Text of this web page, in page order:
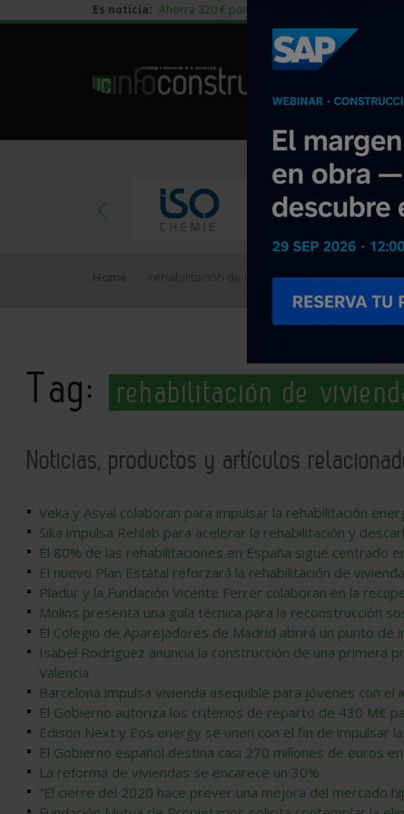
Es noticia: Ahorra 320 € por vivienda en edificación
rehabilitación de viviendas
Tag: rehabilitación de
Noticias, productos y artículos
Veka y Asval colaboran para impulsar la rehabilitación
Sika impulsa Rehlab para acelerar la rehabilitación y
El 80% de las rehabilitaciones en España sigue centrado
El nuevo Plan Estatal reforzará la rehabilitación de
Pladur y la Fundación Vicente Ferrer colaboran en la
Molins presenta una guía técnica para la reconstrucción
El Colegio de Aparejadores de Madrid abrirá un punto de
Isabel Rodríguez anuncia la construcción de una primera
Valencia
Barcelona impulsa vivienda asequible para jóvenes con
El Gobierno autoriza los criterios de reparto de 430 M€
Edison Next y Eos energy se unen con el fin de impulsar
El Gobierno español destina casi 270 millones de euros
La reforma de viviendas se encarece un 30%
“El cierre del 2020 hace prever una mejora del mercado